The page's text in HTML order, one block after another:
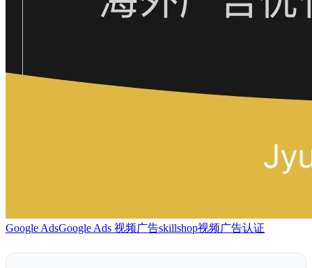
Google AdsGoogle Ads 视频广告skillshop视频广告认证